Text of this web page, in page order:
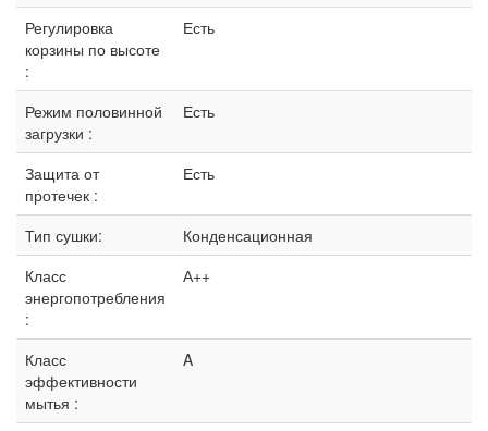
Регулировка
корзины по высоте
:
Есть
Режим половинной
загрузки :
Есть
Защита от
протечек :
Есть
Тип сушки:
Конденсационная
Класс
энергопотребления
:
А++
Класс
эффективности
мытья :
A